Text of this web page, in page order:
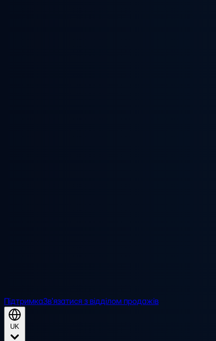
ПідтримкаЗв'язатися з відділом продажів
UK